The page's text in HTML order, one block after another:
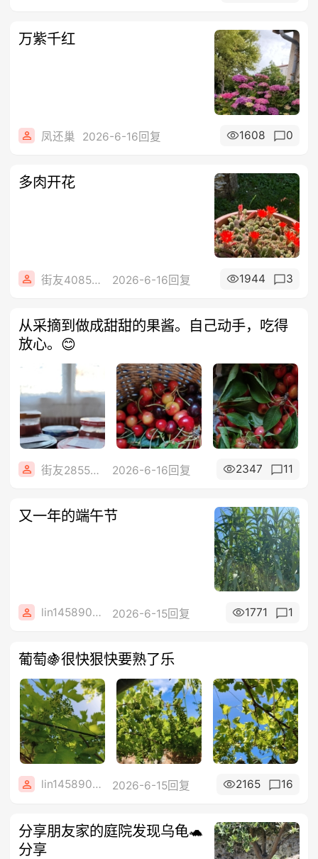
万紫千红
凤还巢 2026-6-16回复 1608 0
多肉开花
街友40858442 2026-6-16回复 1944 3
从采摘到做成甜甜的果酱。自己动手，吃得
放心。😊
街友28557408 2026-6-16回复 2347 11
又一年的端午节
lin14589077 2026-6-15回复 1771 1
葡萄🍇很快狠快要熟了乐
lin14589077 2026-6-15回复 2165 16
分享朋友家的庭院发现乌龟🐢
分享